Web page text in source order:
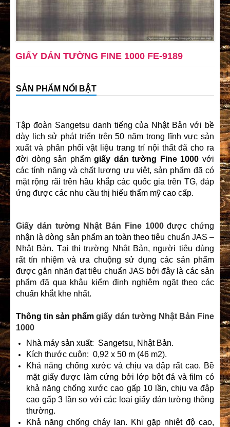
GIẤY DÁN TƯỜNG FINE 1000 FE-9189
SẢN PHẨM NỔI BẬT
Tập đoàn Sangetsu danh tiếng của Nhật Bản với bề
dày lịch sử phát triển trên 50 năm trong lĩnh vực sản
xuất và phân phối vật liệu trang trí nội thất đã cho ra
đời dòng sản phẩmgiấy dán tường Fine 1000 với
các tính năng và chất lượng ưu việt, sản phẩm đã có
mặt rộng rãi trên hầu khắp các quốc gia trên TG, đáp
ứng được các nhu cầu thị hiếu thẩm mỹ cao cấp.
Giấy dán tường Nhật Bản Fine 1000được chứng
nhận là dòng sản phẩm an toàn theo tiêu chuẩn JAS –
Nhật Bản. Tại thị trường Nhật Bản, người tiêu dùng
rất tín nhiệm và ưa chuộng sử dụng các sản phẩm
được gắn nhãn đạt tiêu chuẩn JAS bởi đây là các sản
phẩm đã qua khâu kiểm định nghiêm ngặt theo các
chuẩn khắt khe nhất.
Thông tin sản phẩmgiấy dán tường Nhật Bản Fine
1000
Nhà máy sản xuất: Sangetsu, Nhật Bản.
Kích thước cuộn: 0,92 x 50 m (46 m2).
Khả năng chống xước và chịu va đập rất cao. Bề
mặt giấy được làm cứng bởi lớp bột đá và film có
khả năng chống xước cao gấp 10 lần, chịu va đập
cao gấp 3 lần so với các loại giấy dán tường thông
thường.
Khả năng chống cháy lan. Khi gặp nhiệt độ cao,